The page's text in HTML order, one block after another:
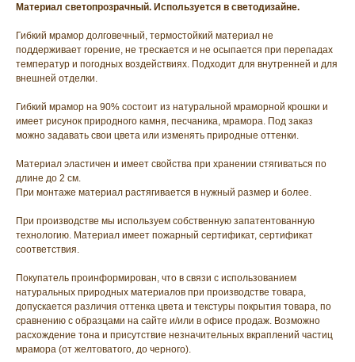
Материал светопрозрачный. Используется в светодизайне.
Гибкий мрамор долговечный, термостойкий материал не
поддерживает горение, не трескается и не осыпается при перепадах
температур и погодных воздействиях. Подходит для внутренней и для
внешней отделки.
Гибкий мрамор на 90% состоит из натуральной мраморной крошки и
имеет рисунок природного камня, песчаника, мрамора. Под заказ
можно задавать свои цвета или изменять природные оттенки.
Материал эластичен и имеет свойства при хранении стягиваться по
длине до 2 см.
При монтаже материал растягивается в нужный размер и более.
При производстве мы используем собственную запатентованную
технологию. Материал имеет пожарный сертификат, сертификат
соответствия.
Покупатель проинформирован, что в связи с использованием
натуральных природных материалов при производстве товара,
допускается различия оттенка цвета и текстуры покрытия товара, по
сравнению с образцами на сайте и/или в офисе продаж. Возможно
расхождение тона и присутствие незначительных вкраплений частиц
мрамора (от желтоватого, до черного).